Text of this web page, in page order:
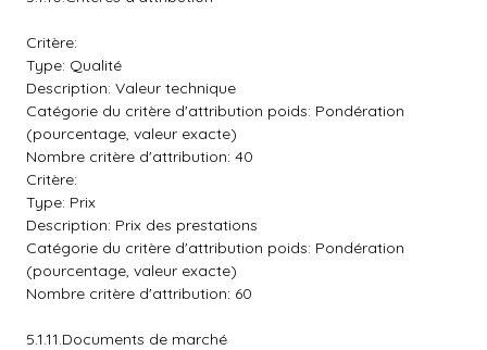
Critère:
Type: Qualité
Description: Valeur technique
Catégorie du critère d'attribution poids: Pondération
(pourcentage, valeur exacte)
Nombre critère d'attribution: 40
Critère:
Type: Prix
Description: Prix des prestations
Catégorie du critère d'attribution poids: Pondération
(pourcentage, valeur exacte)
Nombre critère d'attribution: 60
5.1.11.Documents de marché